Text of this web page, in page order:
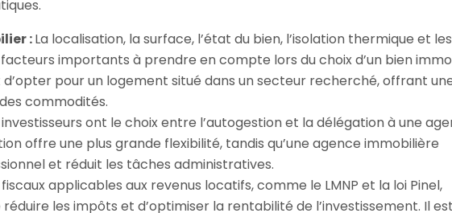
:La localisation, la surface, l’état du bien, l’isolation thermique et les
importants à prendre en compte lors du choix d’un bien
pour un logement situé dans un secteur recherché, offrant
commodités.
investisseurs ont le choix entre l’autogestion et la délégation à une
offre une plus grande flexibilité, tandis qu’une agence immobilière
et réduit les tâches administratives.
applicables aux revenus locatifs, comme le LMNP et la loi Pinel,
les impôts et d’optimiser la rentabilité de l’investissement. Il est